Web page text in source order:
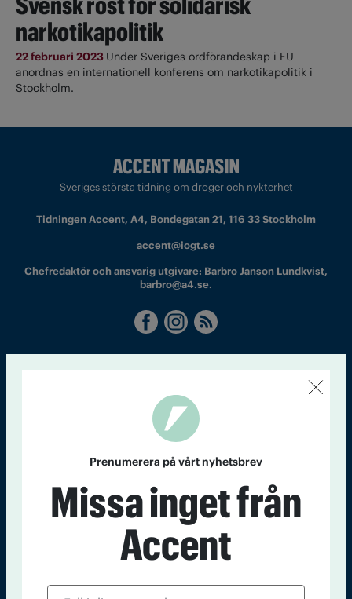
narkotikapolitik
22 februari 2023 Under Sveriges ordförandeskap i EU
anordnas en internationell konferens om narkotikapolitik i
Stockholm.
Sveriges största tidning om droger och nykterhet
Tidningen Accent, A4, Bondegatan 21, 116 33 Stockholm
accent@iogt.se
Chefredaktör och ansvarig utgivare: Barbro Janson Lundkvist,
barbro@a4.se.
Accent
Prenumerera på vårt nyhetsbrev
Missa inget från
Accent